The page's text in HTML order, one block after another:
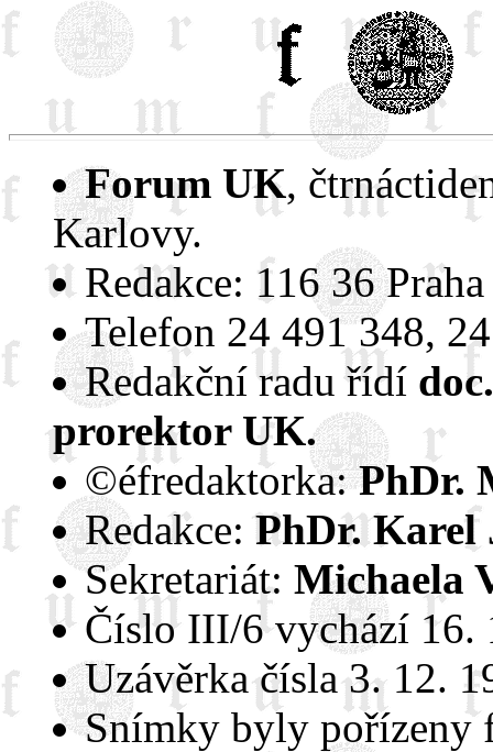
Forum UK,
Karlovy.
Redakce: 116 36
Telefon 24 491 348,
Redakční radu řídí
prorektor UK.
©éfredaktorka:PhDr.
Redakce: PhDr. Karel
Sekretariát: Michaela
Číslo III/6 vychází 16.
Uzávěrka čísla 3. 12.
Snímky byly pořízeny